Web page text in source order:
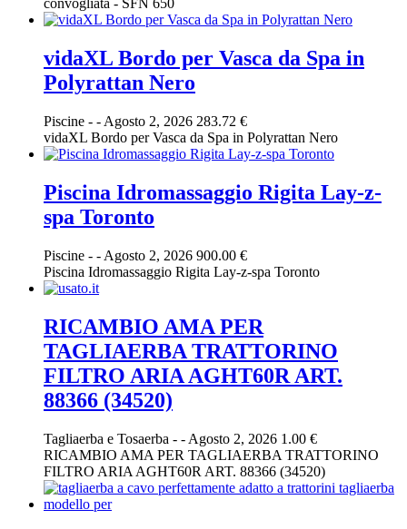
convogliata - SFN 650
vidaXL Bordo per Vasca da Spa in
Polyrattan Nero
Piscine - - Agosto 2, 2026 283.72 €
vidaXL Bordo per Vasca da Spa in Polyrattan Nero
Piscina Idromassaggio Rigita Lay-z-
spa Toronto
Piscine - - Agosto 2, 2026 900.00 €
Piscina Idromassaggio Rigita Lay-z-spa Toronto
RICAMBIO AMA PER
TAGLIAERBA TRATTORINO
FILTRO ARIA AGHT60R ART.
88366 (34520)
Tagliaerba e Tosaerba - - Agosto 2, 2026 1.00 €
RICAMBIO AMA PER TAGLIAERBA TRATTORINO
FILTRO ARIA AGHT60R ART. 88366 (34520)